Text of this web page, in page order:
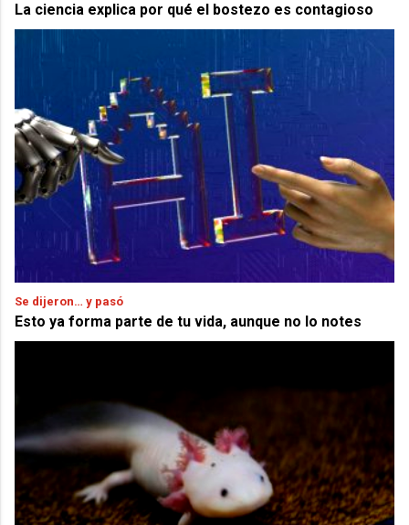
La ciencia explica por qué el bostezo es contagioso
Se dijeron… y pasó
Esto ya forma parte de tu vida, aunque no lo notes